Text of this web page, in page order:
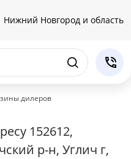
Нижний Новгород и область
дилеров
152612,
р-н, Углич г,